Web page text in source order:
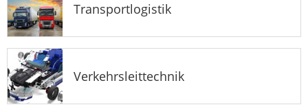
Transportlogistik
Verkehrsleittechnik